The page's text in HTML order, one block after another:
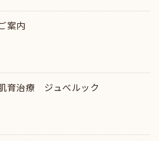
案内
育治療 ジュべルック